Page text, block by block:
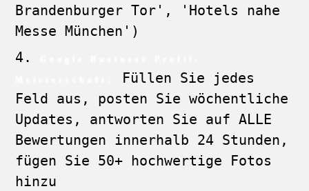
Brandenburger Tor', 'Hotels nahe
Messe München')
Füllen Sie jedes
Feld aus, posten Sie wöchentliche
Updates, antworten Sie auf ALLE
Bewertungen innerhalb 24 Stunden,
fügen Sie 50+ hochwertige Fotos
hinzu